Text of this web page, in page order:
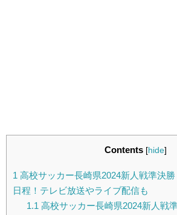
Contents [hide]
1 高校サッカー長崎県2024新人戦準決
日程！テレビ放送やライブ配信も
1.1 高校サッカー長崎県2024新人戦